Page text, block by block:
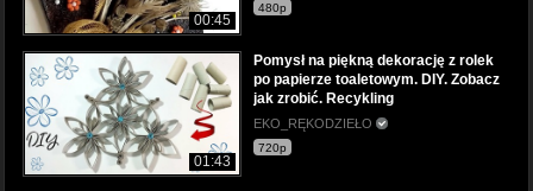
00:45
480p
01:43
Pomysł na piękną dekorację z rolek
po papierze toaletowym. DIY. Zobacz
jak zrobić. Recykling
EKO_RĘKODZIEŁO
720p